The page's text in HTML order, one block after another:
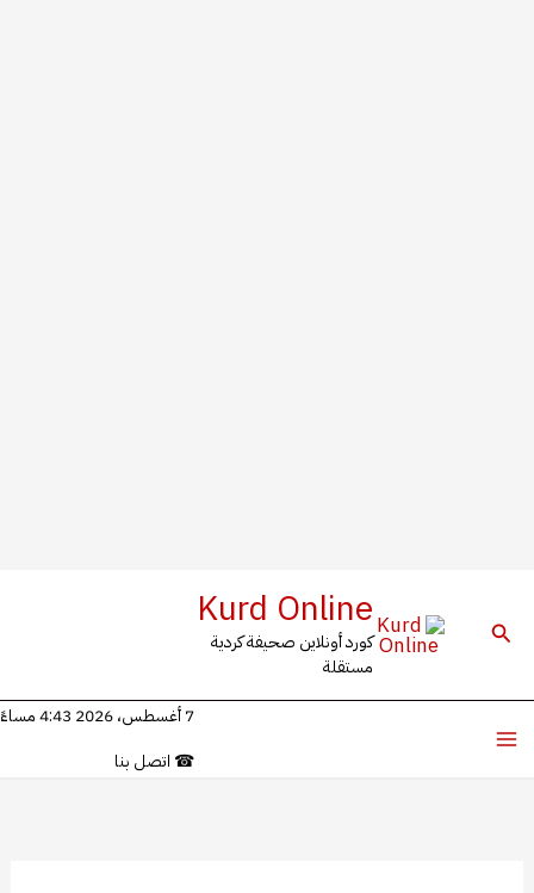
البحث Kurd Online
كورد أونلاين صحيفة كردية
مستقلة
7 أغسطس، 2026 4:43 مساءً
☎ اتصل بنا